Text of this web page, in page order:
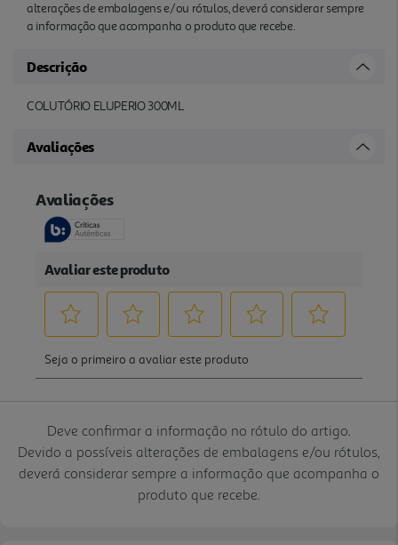
alterações de embalagens e/ou rótulos, deverá considerar sempre
a informação que acompanha o produto que recebe.
Descrição
COLUTÓRIO ELUPERIO 300ML
Avaliações
Deve confirmar a informação no rótulo do artigo.
Devido a possíveis alterações de embalagens e/ou rótulos,
deverá considerar sempre a informação que acompanha o
produto que recebe.